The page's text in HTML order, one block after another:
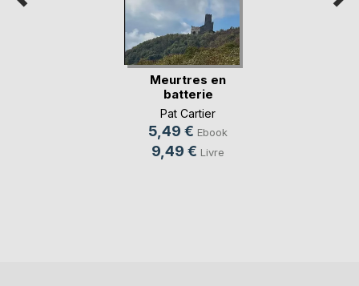
Meurtres en
batterie
Pat Cartier
5,49 € Ebook
9,49 € Livre